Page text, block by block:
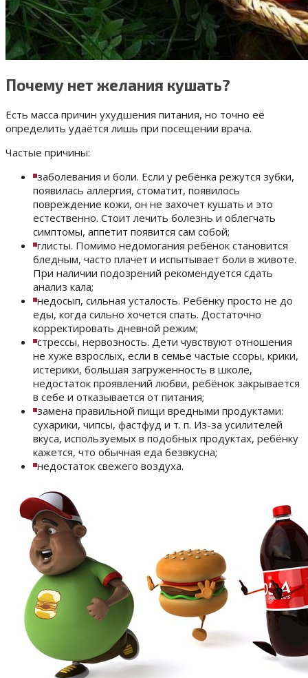
Почему нет желания кушать?
Есть масса причин ухудшения питания, но точно её
определить удаётся лишь при посещении врача.
Частые причины:
заболевания и боли. Если у ребёнка режутся зубки,
появилась аллергия, стоматит, появилось
повреждение кожи, он не захочет кушать и это
естественно. Стоит лечить болезнь и облегчать
симптомы, аппетит появится сам собой;
глисты. Помимо недомогания ребёнок становится
бледным, часто плачет и испытывает боли в животе.
При наличии подозрений рекомендуется сдать
анализ кала;
недосып, сильная усталость. Ребёнку просто не до
еды, когда сильно хочется спать. Достаточно
корректировать дневной режим;
стрессы, нервозность. Дети чувствуют отношения
не хуже взрослых, если в семье частые ссоры, крики,
истерики, большая загруженность в школе,
недостаток проявлений любви, ребёнок закрывается
в себе и отказывается от питания;
замена правильной пищи вредными продуктами:
сухарики, чипсы, фастфуд и т. п. Из-за усилителей
вкуса, используемых в подобных продуктах, ребёнку
кажется, что обычная еда безвкусна;
недостаток свежего воздуха.